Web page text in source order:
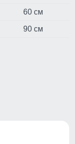
60 см
90 см